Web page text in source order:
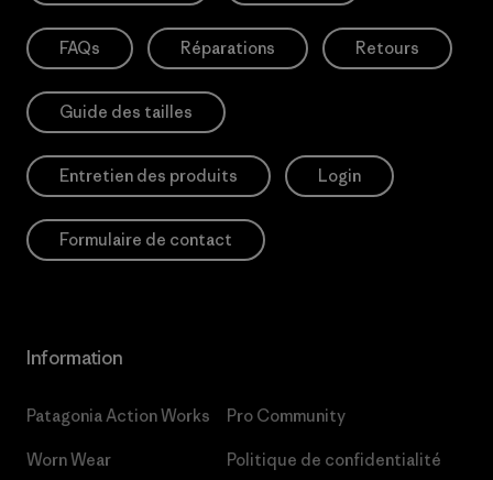
FAQs Réparations Retours
Guide des tailles
Entretien des produits Login
Formulaire de contact
Information
Patagonia Action Works
Worn Wear
Pro Community
Politique de confidentialité